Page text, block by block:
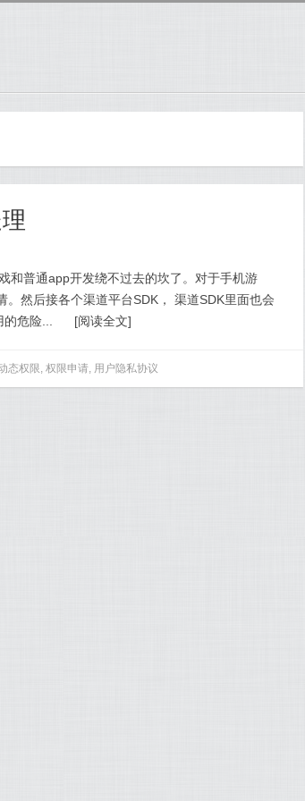
和普通app开发绕不过去的坎了。对于手机游
然后接各个渠道平台SDK， 渠道SDK里面也会
危险...
[阅读全文]
态权限, 权限申请, 用户隐私协议